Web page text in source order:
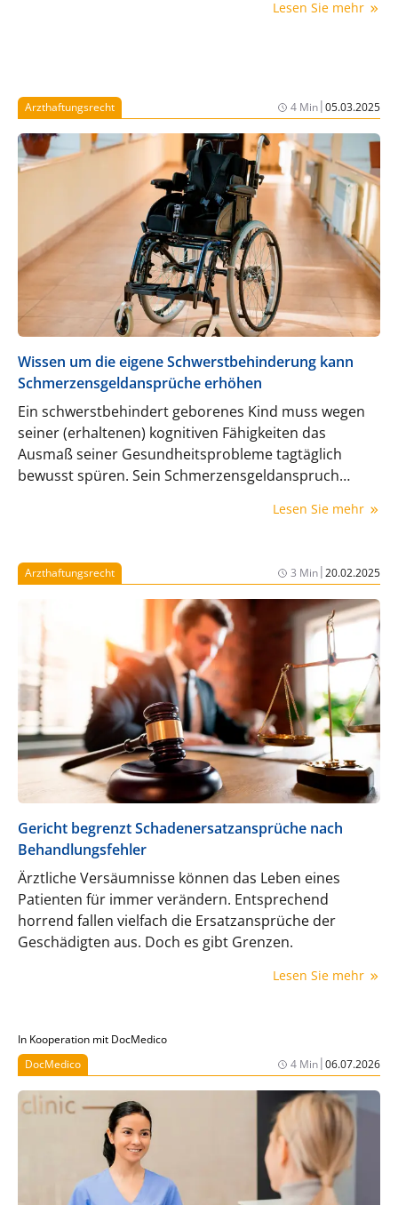
fordert die Orientierung an objektiven fachlichen
Lesen Sie mehr
Arzthaftungsrecht 4 Min|05.03.2025
Wissen um die eigene Schwerstbehinderung kann
Schmerzensgeldansprüche erhöhen
Ein schwerstbehindert geborenes Kind muss wegen
seiner (erhaltenen) kognitiven Fähigkeiten das
Ausmaß seiner Gesundheitsprobleme tagtäglich
bewusst spüren. Sein Schmerzensgeldanspruch
der von Kindern ohne ein vergleichbares geistiges
Lesen Sie mehr
Arzthaftungsrecht 3 Min|20.02.2025
Gericht begrenzt Schadenersatzansprüche nach
Behandlungsfehler
Ärztliche Versäumnisse können das Leben eines
Patienten für immer verändern. Entsprechend
horrend fallen vielfach die Ersatzansprüche der
Geschädigten aus. Doch es gibt Grenzen.
Lesen Sie mehr
In Kooperation mit DocMedico
DocMedico
4 Min|06.07.2026